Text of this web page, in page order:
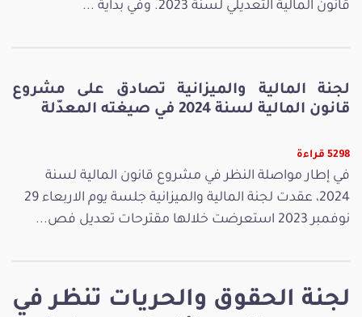
لجنة الحقوق والحريات تنظر في
قانون المالية التعديلي لسنة 2023. وفي بداية ...
لجنة المالية والميزانية تصادق على مشروع
قانون المالية لسنة 2024 في صيغته المعدّلة
5298 قراءة
في إطار مواصلة النظر في مشروع قانون المالية لسنة
2024، عقدت لجنة المالية والميزانية جلسة يوم الاربعاء 29
نوفمبر 2023 استعرضت خلالها مقترحات تعديل فص...